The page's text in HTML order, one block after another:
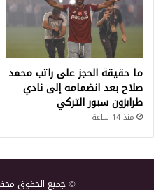
ما حقيقة الحجز على راتب محمد
صلاح بعد انضمامه إلى نادي
طرابزون سبور التركي
منذ 14 ساعة
© جميع الحقوق